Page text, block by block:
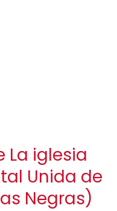
La iglesia
Unida de
Negras)